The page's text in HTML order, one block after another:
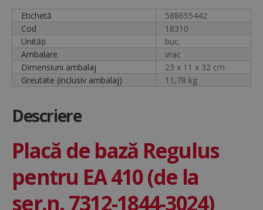
Etichetă
588655442
Cod
18310
Unități
buc.
Ambalare
vrac
Dimensiuni ambalaj
23 x 11 x 32 cm
Greutate (inclusiv ambalaj)
11,78 kg
Descriere
Placă de bază Regulus
pentru EA 410 (de la
ser.n. 7312-1844-3024)